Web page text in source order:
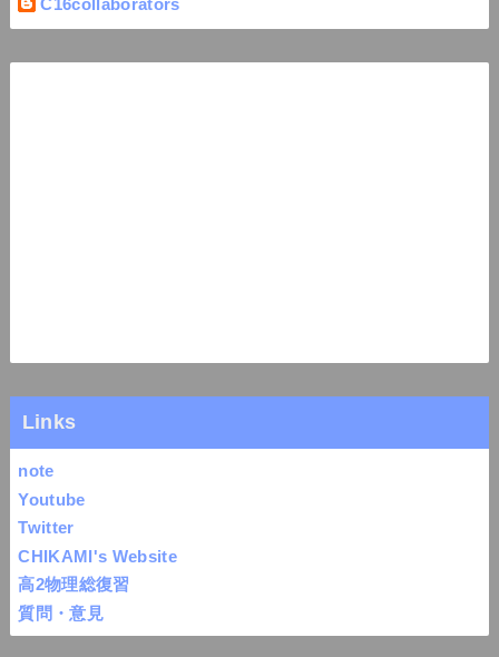
C16collaborators
Links
note
Youtube
Twitter
CHIKAMI's Website
高2物理総復習
質問・意見